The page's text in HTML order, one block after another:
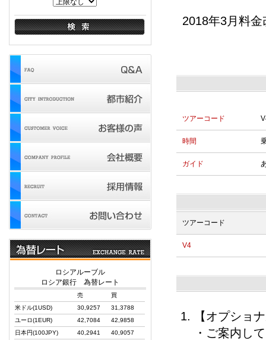
2018年3月料金
ツアーコード
時間
ガイド
ツアーコード
V4
【オプショ
・ご案内し
ロシアルーブル
ロシア銀行 為替レート
売
買
米ドル(1USD)
30,9257
31,3788
ユーロ(1EUR)
42,7084
42,9858
日本円(100JPY)
40,2941 40,9057